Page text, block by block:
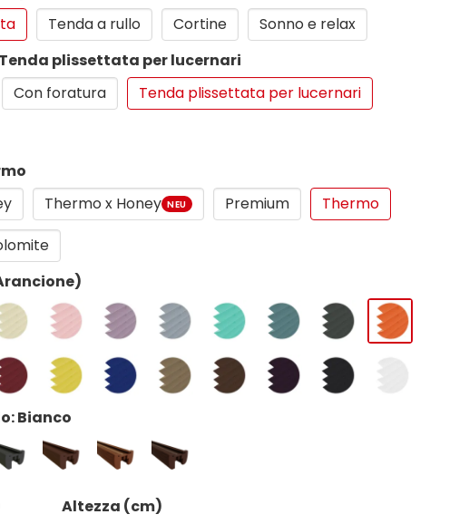
Tenda a rullo Cortine
Sonno e relax
plissettata per lucernari
Con foratura
Tenda plissettata per lucernari
Thermo x Honey NEU Premium
Thermo
Bianco
Altezza (cm)